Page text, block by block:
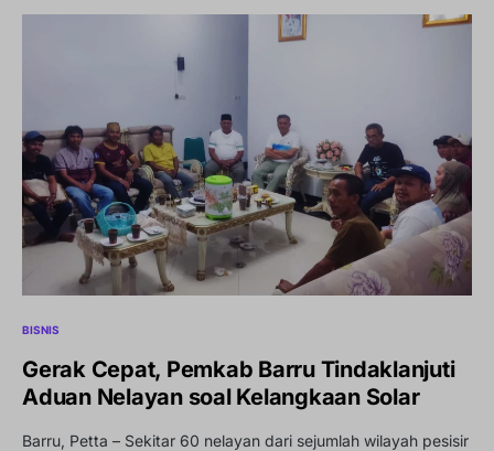
BISNIS
Gerak Cepat, Pemkab Barru Tindaklanjuti
Aduan Nelayan soal Kelangkaan Solar
Barru, Petta – Sekitar 60 nelayan dari sejumlah wilayah pesisir